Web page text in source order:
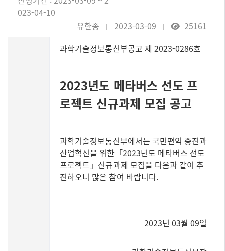
023-04-10
유한종
2023-03-09 25161
과학기술정보통신부공고 제 2023-0286호
2023년도 메타버스 선도 프
로젝트 신규과제 모집 공고
과학기술정보통신부에서는 국민편익 증진과
산업혁신을 위한「2023년도 메타버스 선도
프로젝트」신규과제 모집을 다음과 같이 추
진하오니 많은 참여 바랍니다.
2023년 03월 09일